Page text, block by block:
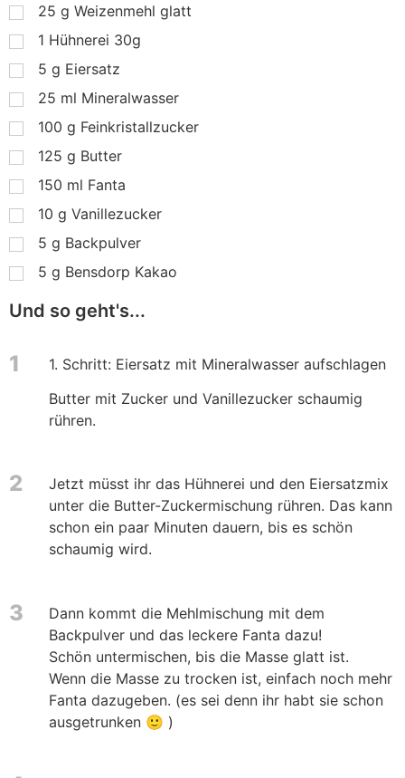
25 g Weizenmehl glatt
1 Hühnerei 30g
5 g Eiersatz
25 ml Mineralwasser
100 g Feinkristallzucker
125 g Butter
150 ml Fanta
10 g Vanillezucker
5 g Backpulver
5 g Bensdorp Kakao
Und so geht's...
1
1. Schritt: Eiersatz mit Mineralwasser aufschlagen
Butter mit Zucker und Vanillezucker schaumig
rühren.
2
Jetzt müsst ihr das Hühnerei und den Eiersatzmix
unter die Butter-Zuckermischung rühren. Das kann
schon ein paar Minuten dauern, bis es schön
schaumig wird.
3
Dann kommt die Mehlmischung mit dem
Backpulver und das leckere Fanta dazu!
Schön untermischen, bis die Masse glatt ist.
Wenn die Masse zu trocken ist, einfach noch mehr
Fanta dazugeben. (es sei denn ihr habt sie schon
ausgetrunken 🙂 )